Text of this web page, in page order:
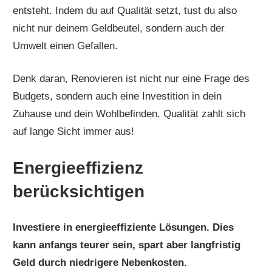
entsteht. Indem du auf Qualität setzt, tust du also
nicht nur deinem Geldbeutel, sondern auch der
Umwelt einen Gefallen.
Denk daran, Renovieren ist nicht nur eine Frage des
Budgets, sondern auch eine Investition in dein
Zuhause und dein Wohlbefinden. Qualität zahlt sich
auf lange Sicht immer aus!
Energieeffizienz
berücksichtigen
Investiere in energieeffiziente Lösungen. Dies
kann anfangs teurer sein, spart aber langfristig
Geld durch niedrigere Nebenkosten.